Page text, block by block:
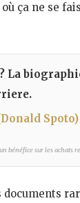
ça ne se
La
Spoto)
bénéfice sur les achats